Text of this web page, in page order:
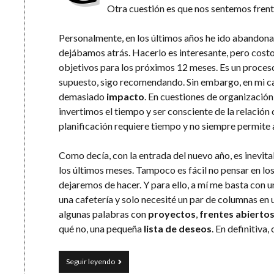
Otra cuestión es que nos sentemos
Personalmente, en los últimos años he ido
dejábamos atrás. Hacerlo es interesante, pero
objetivos para los próximos 12 meses. Es un
supuesto, sigo recomendando. Sin embargo, en mi
demasiado impacto. En cuestiones de
invertimos el tiempo y ser consciente de la
planificación requiere tiempo y no siempre permite
Como decía, con la entrada del nuevo año, es
los últimos meses. Tampoco es fácil no pensar en
dejaremos de hacer. Y para ello, a mí me basta con
una cafetería y solo necesité un par de columnas
algunas palabras con proyectos, frentes abiertos
qué no, una pequeña lista de deseos. En definitiva,
Seguir leyendoObjetivos
con